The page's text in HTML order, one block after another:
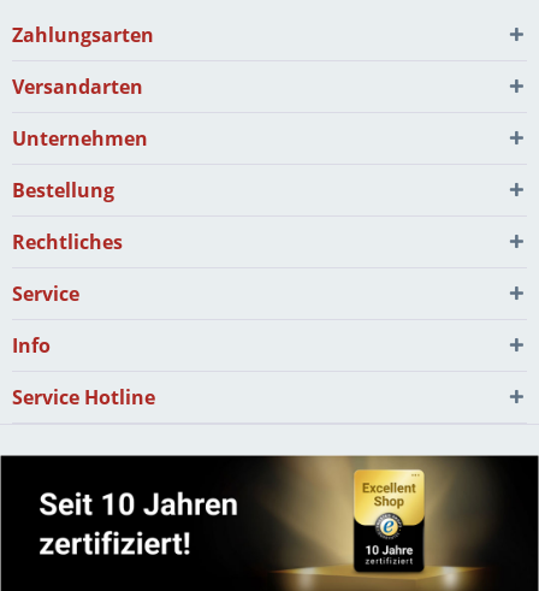
Zahlungsarten
Versandarten
Unternehmen
Bestellung
Rechtliches
Service
Info
Service Hotline